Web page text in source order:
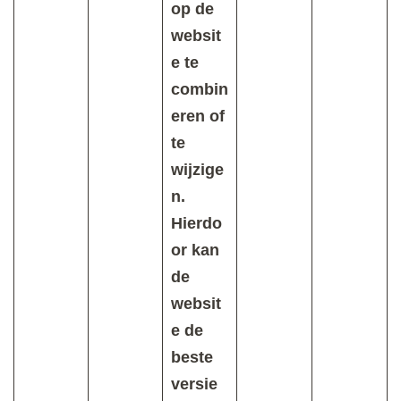
op de
websit
e te
combin
eren of
te
wijzige
n.
Hierdo
or kan
de
websit
e de
beste
versie